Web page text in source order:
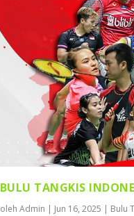
BULU TANGKIS
oleh Admin | Jun 16, 2025 | Bulu